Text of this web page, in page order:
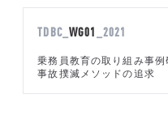
TDBC_ WG01
_2021
乗務員教育の取り組み事
事故撲滅メソッドの追求